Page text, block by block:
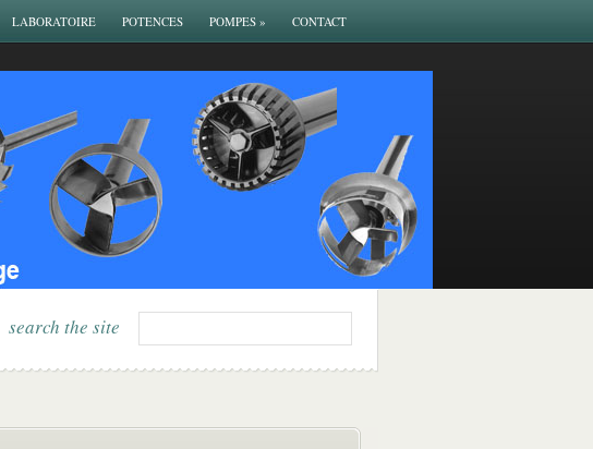
LABORATOIRE POTENCES POMPES » CONTACT
search the site